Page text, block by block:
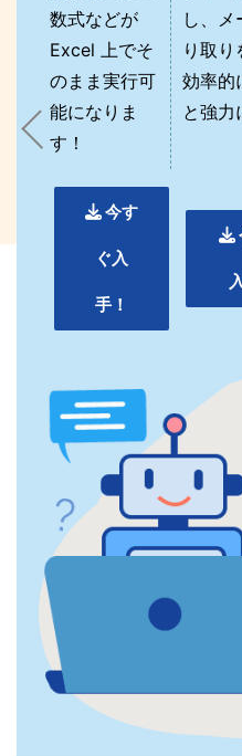
数式などが
Excel 上でそ
のまま実行可
能になりま
す！
し、メ
り取り
効率的
と強力
今す
ぐ入
手！